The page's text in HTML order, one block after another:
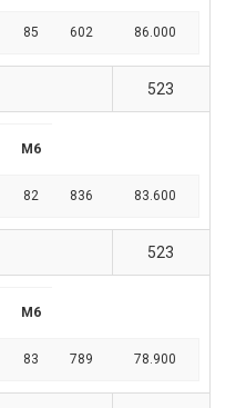
85 602 86.000
523
M6
82 836 83.600
523
M6
83 789 78.900